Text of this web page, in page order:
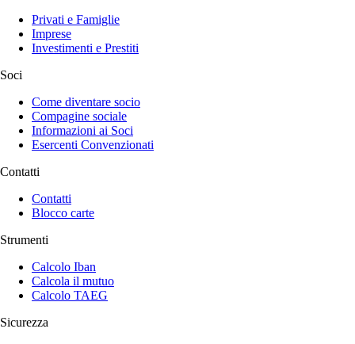
Privati e Famiglie
Imprese
Investimenti e Prestiti
Soci
Come diventare socio
Compagine sociale
Informazioni ai Soci
Esercenti Convenzionati
Contatti
Contatti
Blocco carte
Strumenti
Calcolo Iban
Calcola il mutuo
Calcolo TAEG
Sicurezza